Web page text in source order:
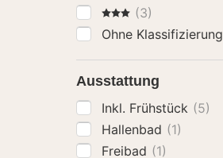
3 Sterne
(3)
Ohne Klassifizierung
Ausstattung
Inkl. Frühstück (5)
Hallenbad (1)
Freibad (1)